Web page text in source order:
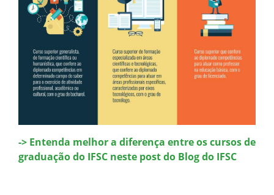
Estatísticas dos Processos Seletivos
Cadastro de interesse
-> Entenda melhor a diferença entre os cursos de
graduação do IFSC neste post do Blog do IFSC